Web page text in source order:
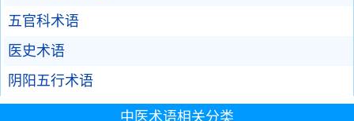
五官科术语
医史术语
阴阳五行术语
中医术语相关分类